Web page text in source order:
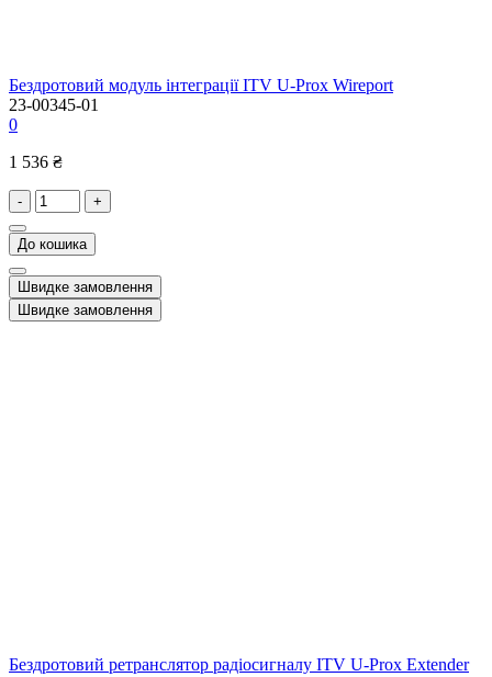
Бездротовий модуль інтеграції ITV U-Prox Wireport
23-00345-01
0
1 536 ₴
- +
До кошика
Швидке замовлення
Швидке замовлення
Бездротовий ретранслятор радіосигналу ITV U-Prox Extender